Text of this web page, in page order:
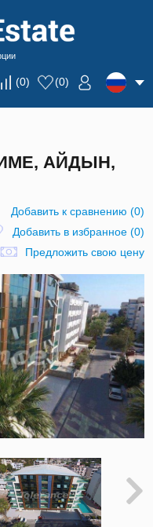
(0) (0)
АЙДЫН,
Добавить к сравнению (0)
Добавить в избранное(0)
Предложить свою цену